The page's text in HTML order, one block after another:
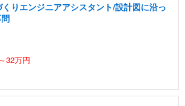
りエンジニアアシスタント/設計図に沿っ
32万円